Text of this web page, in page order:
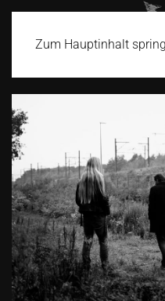
Zum Hauptinhalt